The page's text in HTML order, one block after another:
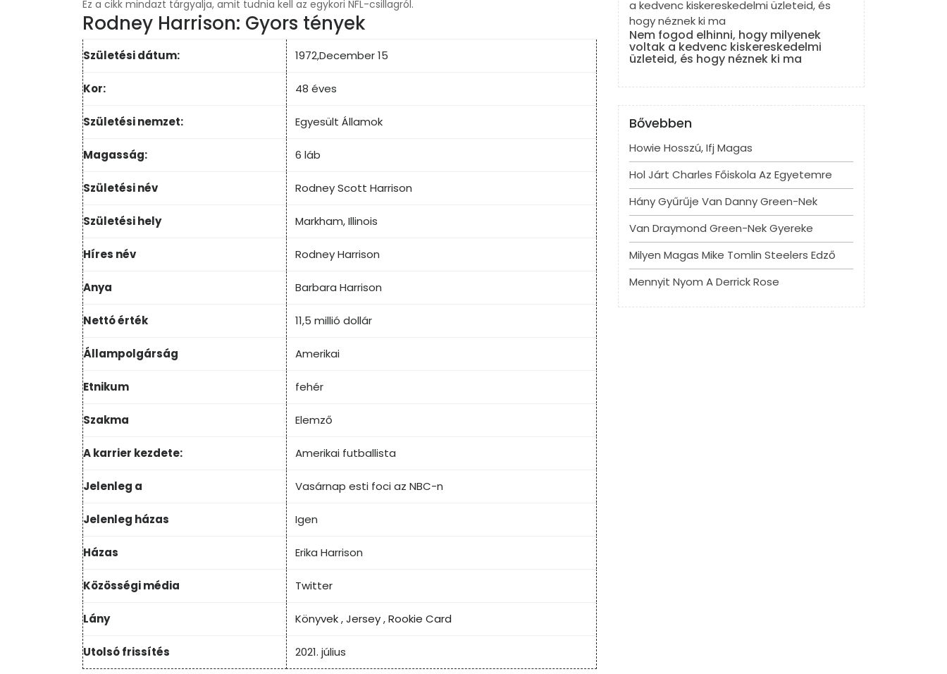
Ez a cikk mindazt tárgyalja, amit tudnia kell az egykori NFL-csillagról.
Rodney Harrison: Gyors tények
Születési dátum: 1972,December 15
Kor: 48 éves
Születési nemzet: Egyesült Államok
Magasság: 6 láb
Születési név Rodney Scott Harrison
Születési hely Markham, Illinois
Híres név Rodney Harrison
Anya Barbara Harrison
Nettó érték 11,5 millió dollár
Állampolgárság Amerikai
Etnikum fehér
Szakma Elemző
A karrier kezdete: Amerikai futballista
Jelenleg a Vasárnap esti foci az NBC-n
Jelenleg házas Igen
Házas Erika Harrison
Közösségi média Twitter
Lány Könyvek,Jersey,Rookie Card
Utolsó frissítés 2021. július
Nem fogod elhinni, hogy milyenek
voltak a kedvenc kiskereskedelmi
üzleteid, és hogy néznek ki ma
Bővebben
Howie Hosszú, Ifj Magas
Hol Járt Charles Főiskola Az Egyetemre
Hány Gyűrűje Van Danny Green-Nek
Van Draymond Green-Nek Gyereke
Milyen Magas Mike Tomlin Steelers Edző
Mennyit Nyom A Derrick Rose